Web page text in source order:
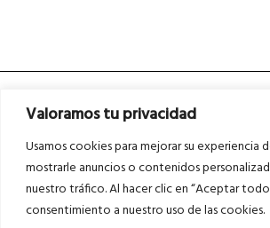
Valoramos tu privacidad
Usamos cookies para mejorar su experiencia
mostrarle anuncios o contenidos
nuestro tráfico. Al hacer clic en “Aceptar
consentimiento a nuestro uso de las cookies.
Asociados a